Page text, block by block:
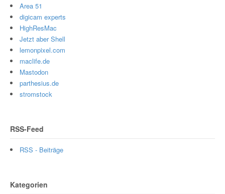
Area 51
digicam experts
HighResMac
Jetzt aber Shell
lemonpixel.com
maclife.de
Mastodon
parthesius.de
stromstock
RSS-Feed
RSS - Beiträge
Kategorien